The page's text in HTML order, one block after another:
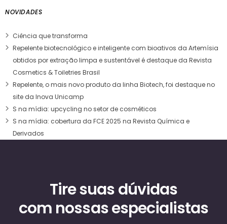
NOVIDADES
Ciência que transforma
Repelente biotecnológico e inteligente com bioativos da Artemísia
obtidos por extração limpa e sustentável é destaque da Revista
Cosmetics & Toiletries Brasil
Repelente, o mais novo produto da linha Biotech, foi destaque no
site da Inova Unicamp
S na mídia: upcycling no setor de cosméticos
S na mídia: cobertura da FCE 2025 na Revista Química e
Derivados
Tire suas dúvidas
com nossas especialistas